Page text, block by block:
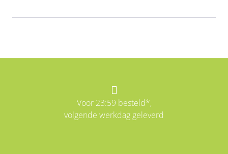
Voor 23:59 besteld*,
volgende werkdag geleverd